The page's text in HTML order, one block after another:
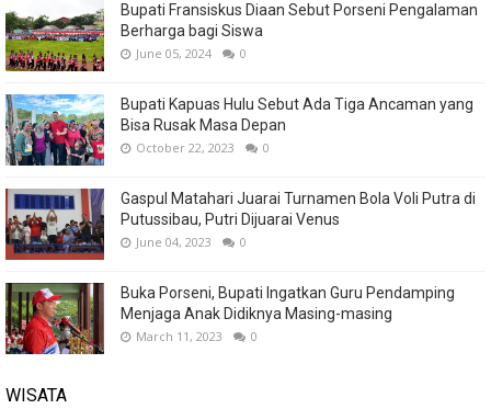
Bupati Fransiskus Diaan Sebut Porseni Pengalaman
Berharga bagi Siswa
June 05, 2024 0
Bupati Kapuas Hulu Sebut Ada Tiga Ancaman yang
Bisa Rusak Masa Depan
October 22, 2023 0
Gaspul Matahari Juarai Turnamen Bola Voli Putra di
Putussibau, Putri Dijuarai Venus
June 04, 2023 0
Buka Porseni, Bupati Ingatkan Guru Pendamping
Menjaga Anak Didiknya Masing-masing
March 11, 2023 0
WISATA